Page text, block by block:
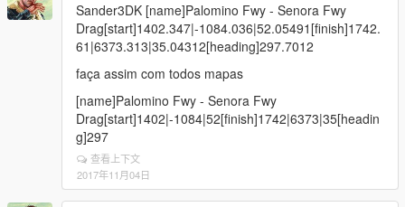
Sander3DK [name]Palomino Fwy - Senora Fwy
Drag[start]1402.347|-1084.036|52.05491[finish]1742.
61|6373.313|35.04312[heading]297.7012
faça assim com todos mapas
[name]Palomino Fwy - Senora Fwy
Drag[start]1402|-1084|52[finish]1742|6373|35[headin
g]297
查看上下文
2017年11月04日